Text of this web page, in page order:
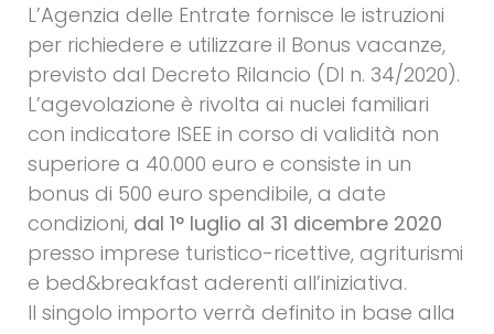
L’Agenzia delle Entrate fornisce le istruzioni
per richiedere e utilizzare il Bonus vacanze,
previsto dal Decreto Rilancio (Dl n. 34/2020).
L’agevolazione è rivolta ai nuclei familiari
con indicatore ISEE in corso di validità non
superiore a 40.000 euro e consiste in un
bonus di 500 euro spendibile, a date
condizioni, dal 1° luglio al 31 dicembre 2020
presso imprese turistico-ricettive, agriturismi
e bed&breakfast aderenti all’iniziativa.
Il singolo importo verrà definito in base alla